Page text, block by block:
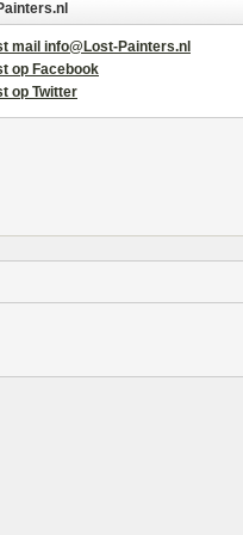
mail info@Lost-Painters.nl
op Facebook
op Twitter